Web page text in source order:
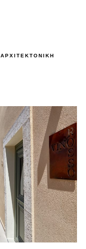
ΑΡΧΙΤΕΚΤΟΝΙΚΉ